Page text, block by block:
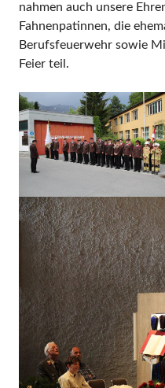
nahmen auch unsere
Fahnenpatinnen, die
Berufsfeuerwehr sowie
Feier teil.